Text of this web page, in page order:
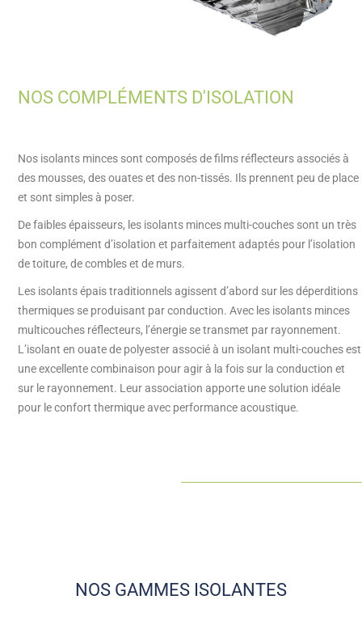
NOS COMPLÉMENTS D'ISOLATION
Nos isolants minces sont composés de films réflecteurs associés à
des mousses, des ouates et des non-tissés. Ils prennent peu de place
et sont simples à poser.
De faibles épaisseurs, les isolants minces multi-couches sont un très
bon complément d’isolation et parfaitement adaptés pour l’isolation
de toiture, de combles et de murs.
Les isolants épais traditionnels agissent d’abord sur les déperditions
thermiques se produisant par conduction. Avec les isolants minces
multicouches réflecteurs, l’énergie se transmet par rayonnement.
L’isolant en ouate de polyester associé à un isolant multi-couches est
une excellente combinaison pour agir à la fois sur la conduction et
sur le rayonnement. Leur association apporte une solution idéale
pour le confort thermique avec performance acoustique.
NOS GAMMES ISOLANTES